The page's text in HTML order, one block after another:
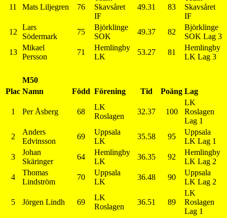
11 Mats Liljegren 76
Skavsåret
IF
49.31 83
Skavsåret
IF
12
Lars
Södermark
75
Björklinge
SOK
49.37 82
Björklinge
SOK Lag 3
13
Mikael
Persson
71
Hemlingby
LK
53.27 81
Hemlingby
LK Lag 3
M50
Plac Namn Född Förening Tid Poäng Lag
1 Per Åsberg 68
LK
Roslagen
32.37 100
LK
Roslagen
Lag 1
2
Anders
Edvinsson
69
Uppsala
LK
35.58 95
Uppsala
LK Lag 1
3
Johan
Skäringer
64
Hemlingby
LK
36.35 92
Hemlingby
LK Lag 2
4
Thomas
Lindström
70
Uppsala
LK
36.48 90
Uppsala
LK Lag 2
5 Jörgen Lindh 69
LK
Roslagen
36.51 89
LK
Roslagen
Lag 1